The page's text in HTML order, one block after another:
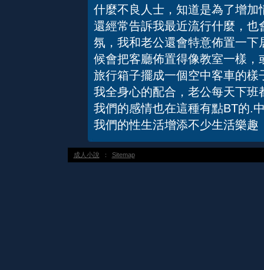
什麼不良人士，知道是為了增
還經常告訴我最近流行什麼，
氛，我和老公還會特意佈置一
候會把客廳佈置得像教室一樣
旅行箱子擺成一個空中客車的
我全身心的配合，老公每天下
我們的感情也在這種有點BT
我們的性生活增添不少生活樂趣
成人小說 ： Sitemap